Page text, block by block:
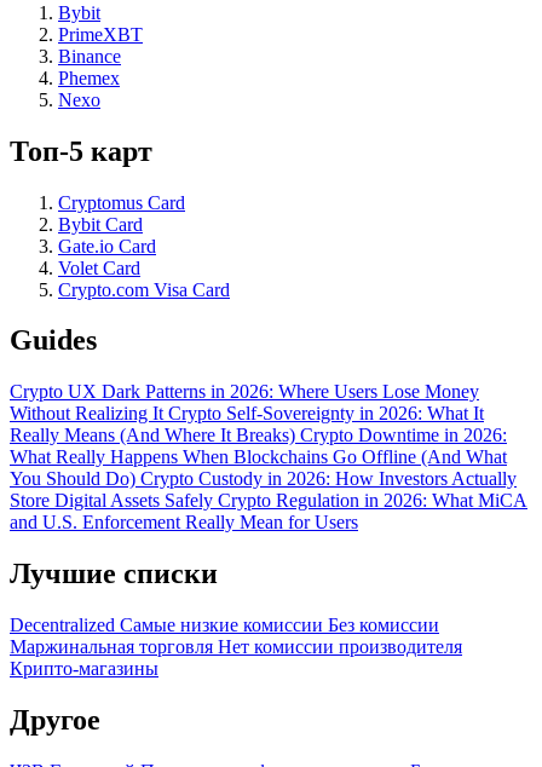
Bybit
PrimeXBT
Binance
Phemex
Nexo
Топ-5 карт
Cryptomus Card
Bybit Card
Gate.io Card
Volet Card
Crypto.com Visa Card
Guides
Crypto UX Dark Patterns in 2026: Where Users Lose Money
Without Realizing It Crypto Self-Sovereignty in 2026: What It
Really Means (And Where It Breaks) Crypto Downtime in 2026:
What Really Happens When Blockchains Go Offline (And What
You Should Do) Crypto Custody in 2026: How Investors Actually
Store Digital Assets Safely Crypto Regulation in 2026: What MiCA
and U.S. Enforcement Really Mean for Users
Лучшие списки
Decentralized Самые низкие комиссии Без комиссии
Маржинальная торговля Нет комиссии производителя
Крипто-магазины
Другое